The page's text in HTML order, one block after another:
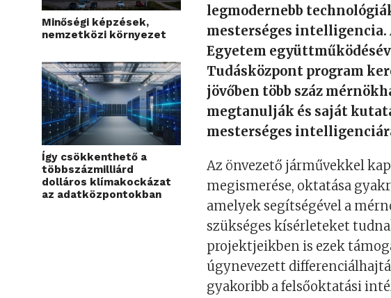
Minőségi képzések,
nemzetközi környezet
Így csökkenthető a
többszázmilliárd
dolláros klímakockázat
az adatközpontokban
legmodernebb
mesterséges intelligencia.
Egyetem
Tudásközpont program
jövőben több száz
megtanulják és saját
mesterséges
Az önvezető járművekkel
megismerése, oktatása
amelyek segítségével a
szükséges kísérleteket
projektjeikben is ezek
úgynevezett
gyakoribb a felsőoktatási